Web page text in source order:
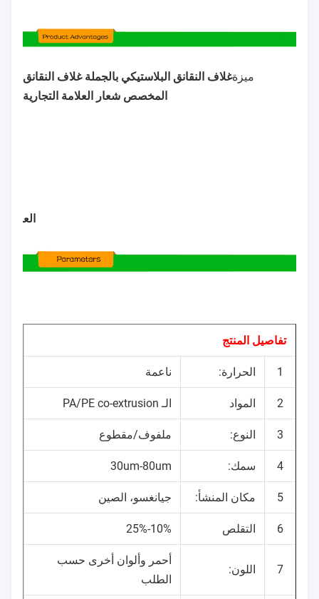
ميزةغلاف النقانق البلاستيكي بالجملة غلاف النقانق
المخصص شعار العلامة التجارية
تفاصيل المنتج
1 الحرارة: ناعمة
2 المواد الـ PA/PE co-extrusion
3 النوع: ملفوف/مقطوع
4 سمك: 30um-80um
5 مكان المنشأ: جيانغسو، الصين
6 التقلص 10%-25%
7 اللون:
أحمر وألوان أخرى حسب
الطلب